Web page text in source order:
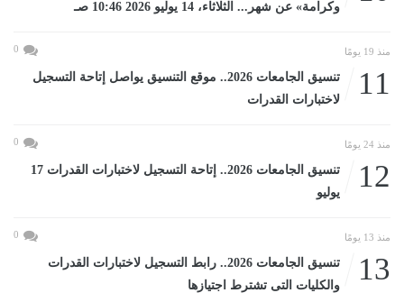
وكرامة» عن شهر... الثلاثاء، 14 يوليو 2026 10:46 صـ
منذ 19 يومًا 0
11
تنسيق الجامعات 2026.. موقع التنسيق يواصل إتاحة التسجيل
لاختبارات القدرات
منذ 24 يومًا 0
12
تنسيق الجامعات 2026.. إتاحة التسجيل لاختبارات القدرات 17
يوليو
منذ 13 يومًا 0
13
تنسيق الجامعات 2026.. رابط التسجيل لاختبارات القدرات
والكليات التى تشترط اجتيازها